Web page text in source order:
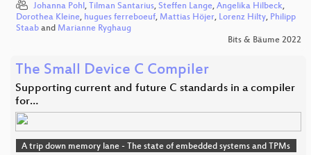
Johanna Pohl, Tilman Santarius, Steffen Lange, Angelika Hilbeck,
Dorothea Kleine, hugues ferreboeuf, Mattias Höjer, Lorenz Hilty, Philipp
Staab and Marianne Ryghaug
Bits & Bäume 2022
The Small Device C Compiler
Supporting current and future C standards in a compiler
for…
A trip down memory lane - The state of embedded systems and TPMs